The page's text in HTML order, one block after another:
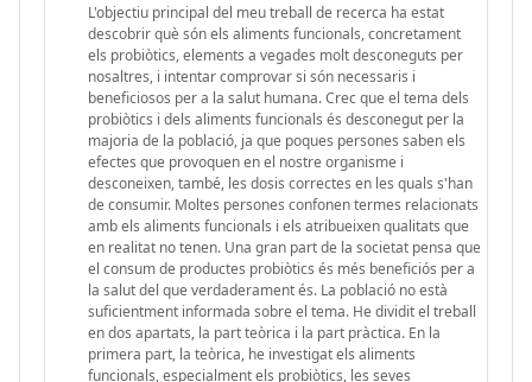
L'objectiu principal del meu treball de recerca ha estat
descobrir què són els aliments funcionals, concretament
els probiòtics, elements a vegades molt desconeguts per
nosaltres, i intentar comprovar si són necessaris i
beneficiosos per a la salut humana. Crec que el tema dels
probiòtics i dels aliments funcionals és desconegut per la
majoria de la població, ja que poques persones saben els
efectes que provoquen en el nostre organisme i
desconeixen, també, les dosis correctes en les quals s'han
de consumir. Moltes persones confonen termes relacionats
amb els aliments funcionals i els atribueixen qualitats que
en realitat no tenen. Una gran part de la societat pensa que
el consum de productes probiòtics és més beneficiós per a
la salut del que verdaderament és. La població no està
suficientment informada sobre el tema. He dividit el treball
en dos apartats, la part teòrica i la part pràctica. En la
primera part, la teòrica, he investigat els aliments
funcionals, especialment els probiòtics, les seves